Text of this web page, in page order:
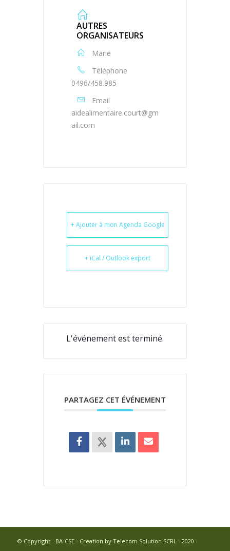
AUTRES
ORGANISATEURS
Marie
Téléphone
0496/458.985
Email
aidealimentaire.court@gm
ail.com
+ Ajouter à mon Agenda Google
+ iCal / Outlook export
L'événement est terminé.
PARTAGEZ CET ÉVÉNEMENT
© Copyright - BA-CSE - Creation by Telecom Solution SCRL - 2020 -